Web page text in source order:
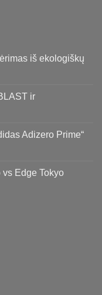
iš ekologiškų
ir
Adizero Prime“
Edge Tokyo